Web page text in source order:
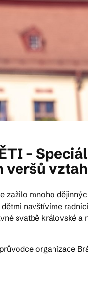
–
zažilo mnoho
navštívíme
svatbě královské
organizace